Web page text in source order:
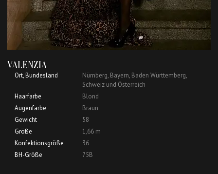
VALENZIA
Ort, Bundesland
Nürnberg, Bayern, Baden Württemberg,
Schweiz und Österreich
Haarfarbe
Blond
Augenfarbe
Braun
Gewicht
58
Größe
1,66 m
Konfektionsgröße
36
BH-Größe
75B